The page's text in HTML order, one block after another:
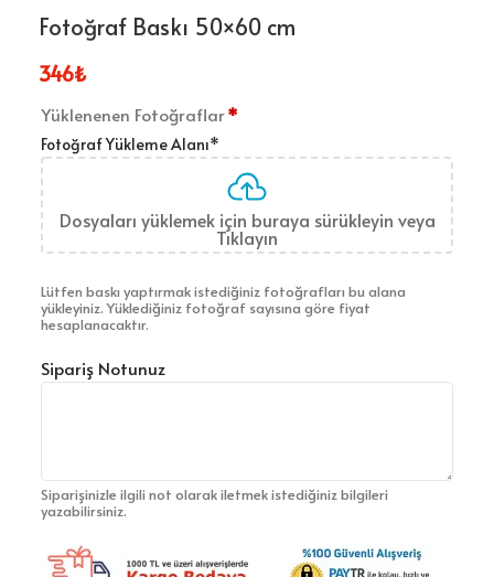
Fotoğraf Baskı 50×60 cm
346₺
Yüklenenen Fotoğraflar*
Fotoğraf Yükleme Alanı*
Dosyaları yüklemek için buraya sürükleyin veya
Tıklayın
Lütfen baskı yaptırmak istediğiniz fotoğrafları bu alana
yükleyiniz. Yüklediğiniz fotoğraf sayısına göre fiyat
hesaplanacaktır.
Sipariş Notunuz
Siparişinizle ilgili not olarak iletmek istediğiniz bilgileri
yazabilirsiniz.